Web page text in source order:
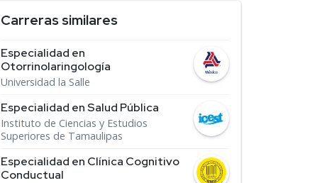
Carreras similares
Especialidad en
Otorrinolaringología
Universidad la Salle
Especialidad en Salud Pública
Instituto de Ciencias y Estudios
Superiores de Tamaulipas
Especialidad en Clínica Cognitivo
Conductual